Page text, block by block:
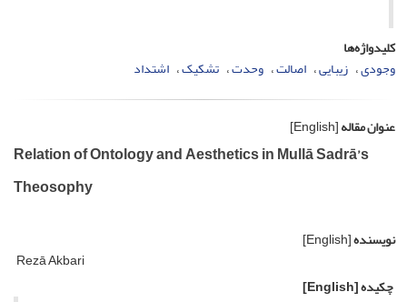
کلیدواژه‌ها
وجودی زیبایی اصالت وحدت تشکیک اشتداد
عنوان مقاله[English]
Relation of Ontology and Aesthetics in Mullā Sadrā’s
Theosophy
نویسنده[English]
Rezā Akbari
چکیده[English]